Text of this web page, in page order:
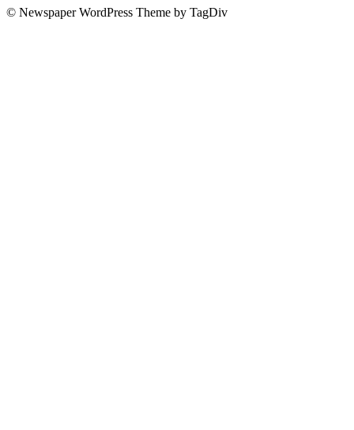
© Newspaper WordPress Theme by TagDiv